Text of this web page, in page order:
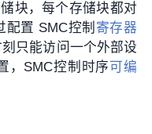
块，每个存储块都对
置 SMC控制 寄存器
只能访问一个外部设
，SMC控制时序 可编